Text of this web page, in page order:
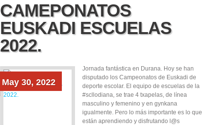
CAMEPONATOS
EUSKADI ESCUELAS
2022.
May 30, 2022
Jornada fantástica en Durana. Hoy se han
disputado los Campeonatos de Euskadi de
deporte escolar. El equipo de escuelas de la
#scllodiana, se trae 4 txapelas, de línea
masculino y femenino y en gynkana
igualmente. Pero lo más importante es lo que
están aprendiendo y disfrutando l@s